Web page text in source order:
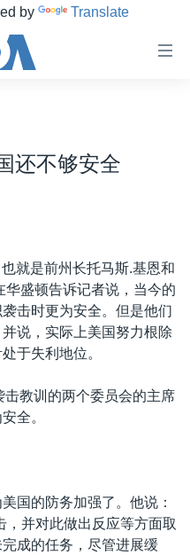
by Translate
还不够安全
就是前州长托马斯.基恩和
盛顿告诉记者说，当今的
击时更为安全。但是他们
说，实际上美国努力根除
于失利地位。
教训的两个委员会的主席
全。
国的防务加强了。他说：
，并对此做出反应等方面取
成的任务，尽管进展缓